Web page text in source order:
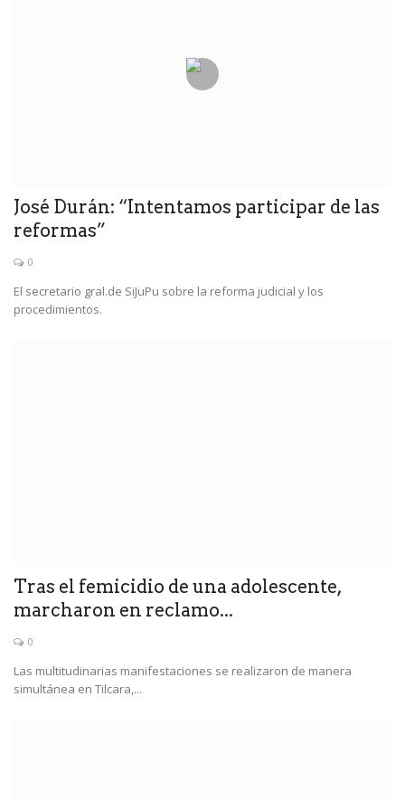
José Durán: “Intentamos participar de las
reformas”
0
El secretario gral.de SiJuPu sobre la reforma judicial y los
procedimientos.
Tras el femicidio de una adolescente,
marcharon en reclamo...
0
Las multitudinarias manifestaciones se realizaron de manera
simultánea en Tilcara,...